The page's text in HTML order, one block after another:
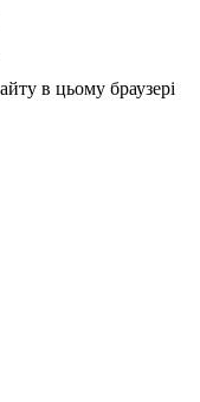
в цьому браузері